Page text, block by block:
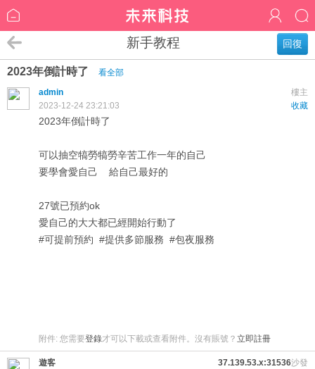
回復
新手教程
2023年倒計時了
看全部
樓主
admin
收藏
2023-12-24 23:21:03
2023年倒計時了
可以抽空犒勞犒勞辛苦工作一年的自己
要學會愛自己 給自己最好的
27號已預約ok
愛自己的大大都已經開始行動了
#可提前預約 #提供多節服務 #包夜服務
附件: 您需要登錄才可以下載或查看附件。沒有賬號？ 立即註冊
沙發
遊客
37.139.53.x:31536